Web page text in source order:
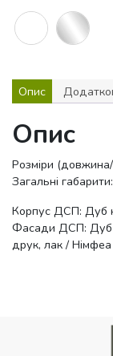
Опис
Опис
Розміри
Загальні
Корпус ДСП: Дуб
Фасади ДСП: Дуб
друк, лак /